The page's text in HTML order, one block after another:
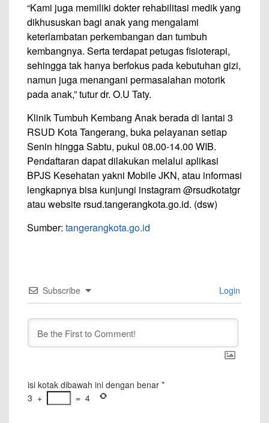
“Kami juga memiliki dokter rehabilitasi medik yang
dikhususkan bagi anak yang mengalami
keterlambatan perkembangan dan tumbuh
kembangnya. Serta terdapat petugas fisioterapi,
sehingga tak hanya berfokus pada kebutuhan gizi,
namun juga menangani permasalahan motorik
pada anak,” tutur dr. O.U Taty.
Klinik Tumbuh Kembang Anak berada di lantai 3
RSUD Kota Tangerang, buka pelayanan setiap
Senin hingga Sabtu, pukul 08.00-14.00 WIB.
Pendaftaran dapat dilakukan melalui aplikasi
BPJS Kesehatan yakni Mobile JKN, atau informasi
lengkapnya bisa kunjungi instagram @rsudkotatgr
atau website rsud.tangerangkota.go.id. (dsw)
Sumber: tangerangkota.go.id
Subscribe Login
isi kotak dibawah ini dengan benar *
3 + = 4